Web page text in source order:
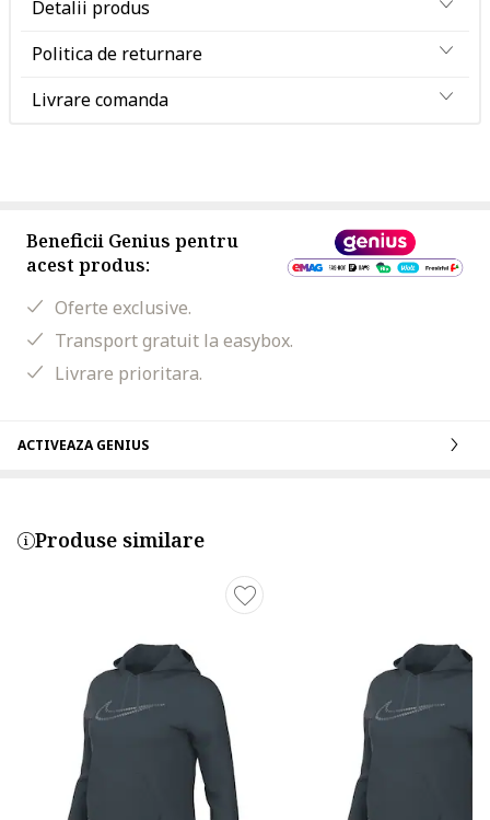
Detalii produs
Politica de returnare
Livrare comanda
Beneficii Genius pentru
acest produs:
Oferte exclusive.
Transport gratuit la easybox.
Livrare prioritara.
ACTIVEAZA GENIUS
Produse similare